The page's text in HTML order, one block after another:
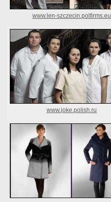
www.len-szczecin.polfirms.eu
www.joke.polish.ru